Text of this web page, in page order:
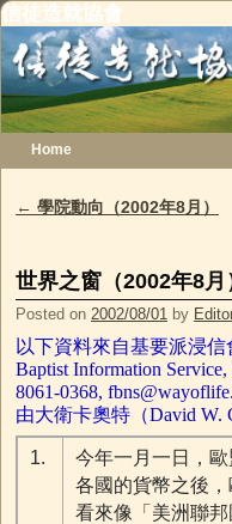
信徒造就協會
Home
Post navigation
← 學院動向（2002年8月）
世界之窗（2002年8月
Posted on 2002/08/01 by
以下資料來自基要派浸信
Baptist Information
8061-0368,
由大衛卡奧特（David W.
1.
今年一月一日，
各國的貨幣之後，
看來像「美洲聯